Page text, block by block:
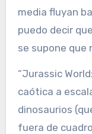
media fluyan
puedo decir
se supone que
“Jurassic World: Dominion” es una mezcla
caótica a
dinosaurios
fuera de